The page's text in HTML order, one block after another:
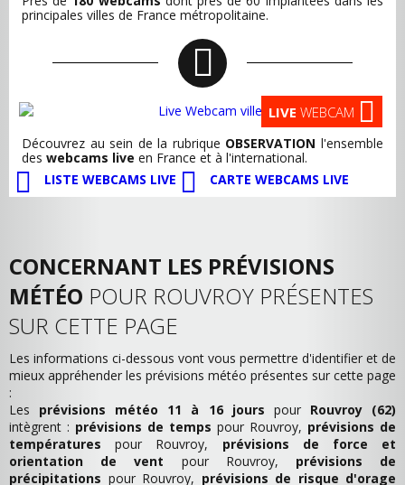
principales villes de France métropolitaine.
LIVE WEBCAM
Découvrez au sein de la rubrique OBSERVATION l'ensemble
des webcams live en France et à l'international.
LISTE WEBCAMS LIVE
CARTE WEBCAMS LIVE
CONCERNANT LES PRÉVISIONS
MÉTÉO POUR ROUVROY PRÉSENTES
SUR CETTE PAGE
Les informations ci-dessous vont vous permettre d'identifier et de
mieux appréhender les prévisions météo présentes sur cette page
:
Les prévisions météo 11 à 16 jours pour Rouvroy (62)
intègrent : prévisions de temps pour Rouvroy, prévisions de
températures pour Rouvroy, prévisions de force et
orientation de vent pour Rouvroy, prévisions de
précipitations pour Rouvroy, prévisions de risque d'orage